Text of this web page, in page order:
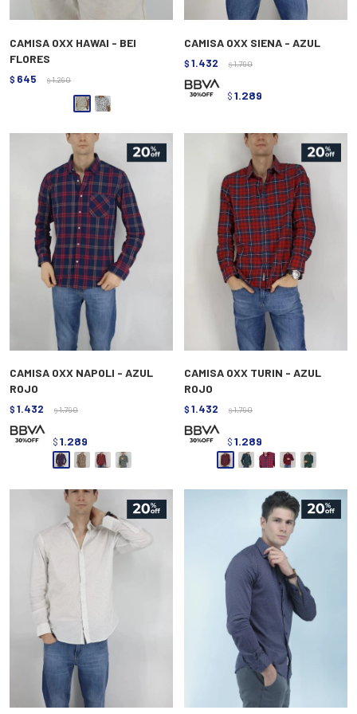
CAMISA OXX HAWAI - BEI
FLORES
$ 645 $ 1.290
CAMISA OXX SIENA - AZUL
$ 1.432 $ 1.790
$ 1.289
CAMISA OXX NAPOLI - AZUL
ROJO
$ 1.432 $ 1.790
$ 1.289
CAMISA OXX TURIN - AZUL
ROJO
$ 1.432 $ 1.790
$ 1.289